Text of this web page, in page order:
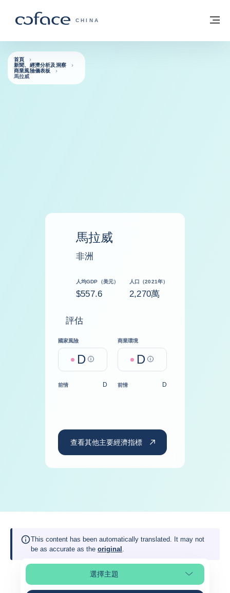
科法斯：攜手共創安全貿易 - 首頁
CHINA
返回首頁
首頁
新聞、經濟分析及洞察
商業風險儀表板
馬拉威
馬拉威
非洲
人均GDP（美元）
$557.6
人口（2021年）
2,270萬
評估
國家風險
D Help
商業環境
D Help
前情 D 前情 D
查看其他主要經濟指標
This content has been automatically translated. It may not
be as accurate as the original .
選擇主題選擇頁面段落